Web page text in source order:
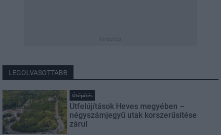
LEGOLVASOTTABB
Útépítés
Útfelújítások Heves megyében –
négyszámjegyű utak korszerűsítése
zárul